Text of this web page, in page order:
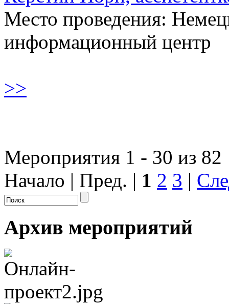
Место проведения:
информационный центр
>>
Мероприятия 1 - 30 из 82
Начало | Пред. | 1 2 3 |
Архив мероприятий